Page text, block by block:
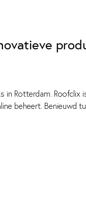
in Rotterdam. Roofclix
beheert. Benieuwd